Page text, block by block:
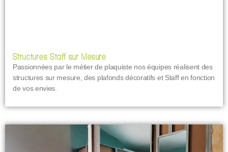
Structures Staff sur Mesure
Passionnées par le métier de plaquiste nos équipes réalisent des
structures sur mesure, des plafonds décoratifs et Staff en fonction
de vos envies.